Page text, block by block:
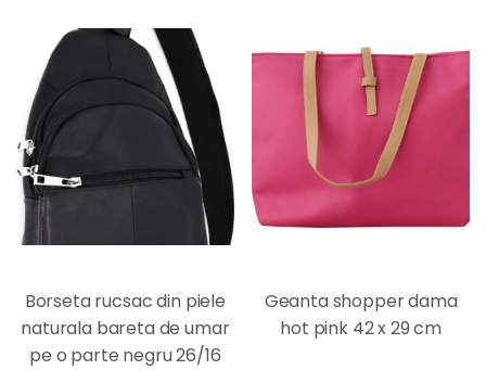
Borseta rucsac din piele
naturala bareta de umar
pe o parte negru 26/16
Geanta shopper dama
hot pink 42 x 29 cm